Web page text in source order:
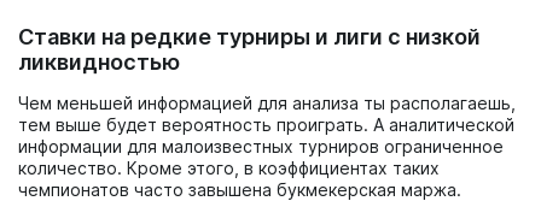
Ставки на редкие турниры и лиги с низкой
ликвидностью
Чем меньшей информацией для анализа ты располагаешь,
тем выше будет вероятность проиграть. А аналитической
информации для малоизвестных турниров ограниченное
количество. Кроме этого, в коэффициентах таких
чемпионатов часто завышена букмекерская маржа.